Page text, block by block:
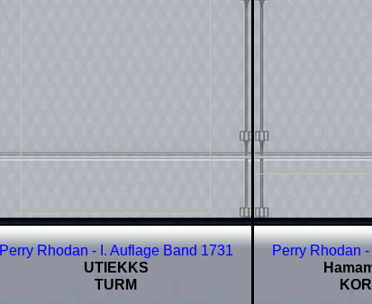
Perry Rhodan - I. Auflage Band 1731
UTIEKKS
TURM
Perry Rhodan